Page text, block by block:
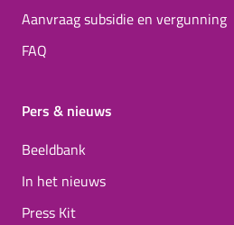
Aanvraag subsidie en vergunning
FAQ
Pers & nieuws
Beeldbank
In het nieuws
Press Kit